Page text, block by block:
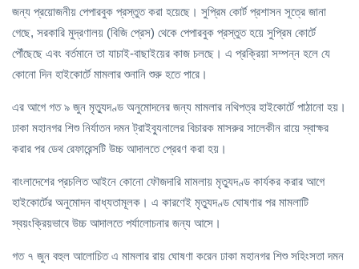
জন্য প্রয়োজনীয় পেপারবুক প্রস্তুত করা হয়েছে। সুপ্রিম কোর্ট প্রশাসন সূত্রে জানা
গেছে, সরকারি মুদ্রণালয় (বিজি প্রেস) থেকে পেপারবুক প্রস্তুত হয়ে সুপ্রিম কোর্টে
পৌঁছেছে এবং বর্তমানে তা যাচাই-বাছাইয়ের কাজ চলছে। এ প্রক্রিয়া সম্পন্ন হলে যে
কোনো দিন হাইকোর্টে মামলার শুনানি শুরু হতে পারে।
এর আগে গত ৯ জুন মৃত্যুদণ্ড অনুমোদনের জন্য মামলার নথিপত্র হাইকোর্টে পাঠানো হয়।
ঢাকা মহানগর শিশু নির্যাতন দমন ট্রাইব্যুনালের বিচারক মাসরুর সালেকীন রায়ে স্বাক্ষর
করার পর ডেথ রেফারেন্সটি উচ্চ আদালতে প্রেরণ করা হয়।
বাংলাদেশের প্রচলিত আইনে কোনো ফৌজদারি মামলায় মৃত্যুদণ্ড কার্যকর করার আগে
হাইকোর্টের অনুমোদন বাধ্যতামূলক। এ কারণেই মৃত্যুদণ্ড ঘোষণার পর মামলাটি
স্বয়ংক্রিয়ভাবে উচ্চ আদালতে পর্যালোচনার জন্য আসে।
গত ৭ জুন বহুল আলোচিত এ মামলার রায় ঘোষণা করেন ঢাকা মহানগর শিশু সহিংসতা দমন